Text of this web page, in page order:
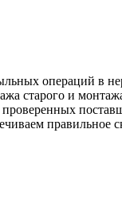
операций в
старого и
правильное